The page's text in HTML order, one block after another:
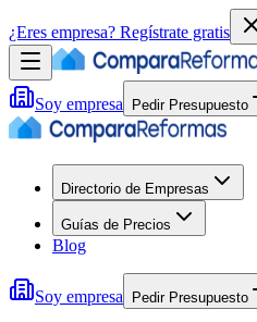
¿Eres empresa? Regístrate gratis
Soy empresa Pedir Presupuesto
Directorio de Empresas
Guías de Precios
Blog
Soy empresa Pedir Presupuesto